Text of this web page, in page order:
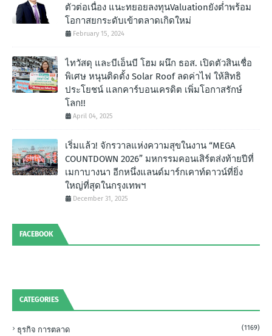
ตัวต่อเนื่อง แนะทยอยลงทุนValuationยังต่ำพร้อม
โอกาสยกระดับเข้าตลาดเกิดใหม่
February 15, 2024
ไทวัสดุ และบีเอ็นบี โฮม ผนึก ธอส. เปิดตัวสินเชื่อ
พิเศษ หนุนติดตั้ง Solar Roof ลดค่าไฟ ให้สิทธิ
ประโยชน์ แลกคาร์บอนเครดิต เพิ่มโอกาสรักษ์
โลก!!
April 04, 2025
เริ่มแล้ว! จักรวาลแห่งความสุขในงาน “MEGA
COUNTDOWN 2026” มหกรรมคอนเสิร์ตส่งท้ายปีที่
เมกาบางนา อีกหนึ่งแลนด์มาร์กเคาท์ดาวน์ที่ยิ่ง
ใหญ่ที่สุดในกรุงเทพฯ
December 31, 2025
FACEBOOK
CATEGORIES
ธุรกิจ การตลาด (1169)